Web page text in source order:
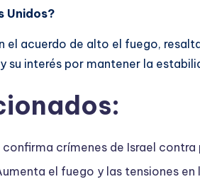
Unidos?
el acuerdo de alto el fuego,
interés por mantener la
confirma crímenes de Israel
el fuego y las tensiones en